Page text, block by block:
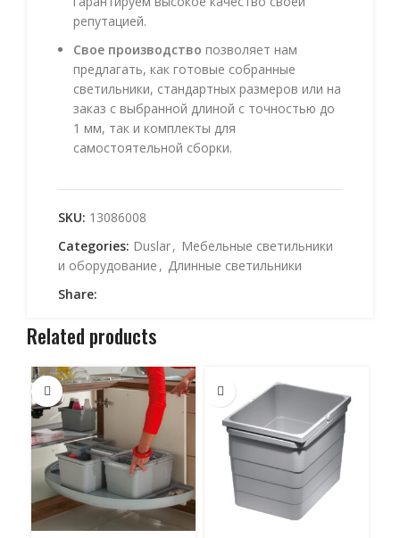
репутацией.
Свое производство позволяет нам
предлагать, как готовые собранные
светильники, стандартных размеров или на
заказ с выбранной длиной с точностью до
1 мм, так и комплекты для
самостоятельной сборки.
SKU: 13086008
Categories: Duslar, Мебельные светильники
и оборудование , Длинные светильники
Share:
Related products